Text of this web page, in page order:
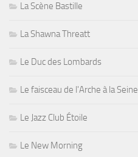
La Scène Bastille
La Shawna Threatt
Le Duc des Lombards
Le faisceau de l'Arche à la Seine
Le Jazz Club Étoile
Le New Morning